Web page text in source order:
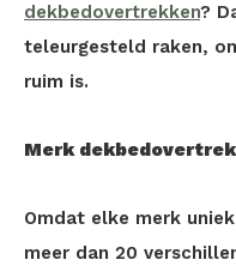
dekbedovertrekken?
teleurgesteld raken,
ruim is.
Merk
Omdat elke merk
meer dan 20